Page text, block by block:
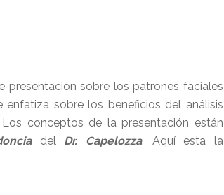
sobre los patrones faciales
enfatiza sobre los beneficios del análisis
conceptos de la presentación están
del Dr. Capelozza. Aquí esta la